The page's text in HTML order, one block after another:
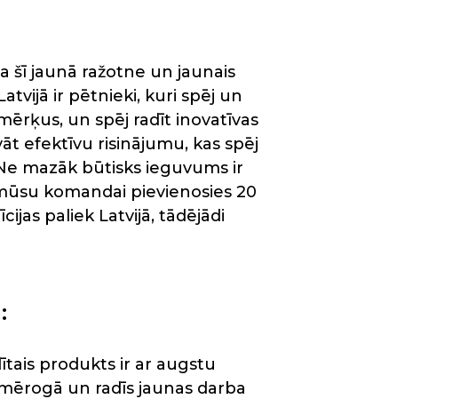
šī jaunā ražotne un jaunais
ir pētnieki, kuri spēj un
un spēj radīt inovatīvas
efektīvu risinājumu, kas spēj
mazāk būtisks ieguvums ir
komandai pievienosies 20
paliek Latvijā, tādējādi
produkts ir ar augstu
un radīs jaunas darba